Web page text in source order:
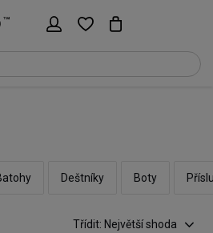
Deštníky Boty
Třídit: Největší shoda